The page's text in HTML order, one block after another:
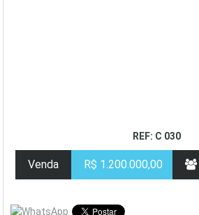
REF: C 030
Venda R$ 1.200.000,00